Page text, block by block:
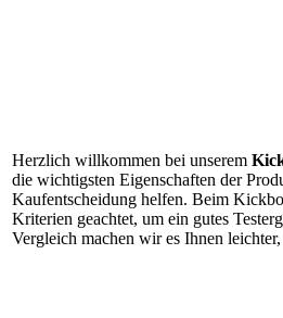
Herzlich willkommen bei unserem
die wichtigsten Eigenschaften der
Kaufentscheidung helfen. Beim
Kriterien geachtet, um ein gutes
Vergleich machen wir es Ihnen